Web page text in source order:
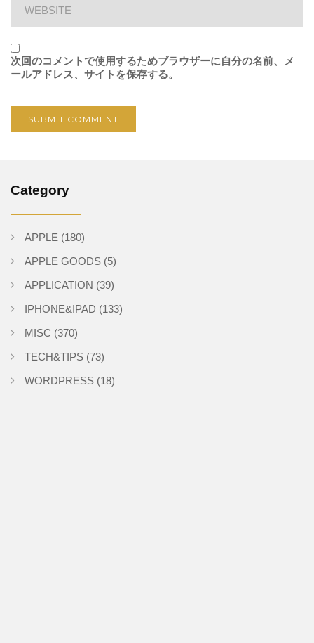
次回のコメントで使用するためブラウザーに自分の名前、メ
ールアドレス、サイトを保存する。
Category
APPLE (180)
APPLE GOODS (5)
APPLICATION (39)
IPHONE&IPAD (133)
MISC (370)
TECH&TIPS (73)
WORDPRESS (18)